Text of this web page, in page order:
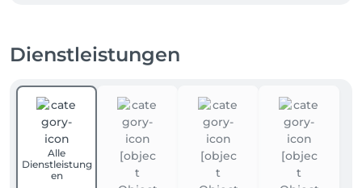
Bei Fragen zu Ihrem Termin oder unseren
unter: 0176-85123364. Gerne als Textnachricht,
(WhatsApp Business) falls Sie uns gerade telefonisch
nicht erreichen.
Wir bitten um frühzeitige Terminabsage
(mindestens 24 Stunden vorher) per Online-
Dienstleistungen
Alle
Dienstleistung
en